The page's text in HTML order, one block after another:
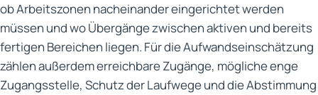
ob Arbeitszonen nacheinander eingerichtet werden
müssen und wo Übergänge zwischen aktiven und bereits
fertigen Bereichen liegen. Für die Aufwandseinschätzung
zählen außerdem erreichbare Zugänge, mögliche enge
Zugangsstelle, Schutz der Laufwege und die Abstimmung